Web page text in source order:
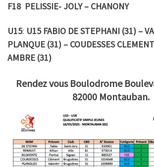
F18 PELISSIE- JOLY – CHANONY
U15: U15 FABIO DE STEPHANI (31) –
PLANQUE (31) – COUDESSES
AMBRE (31)
Rendez vous Boulodrome
82000 Montauban.